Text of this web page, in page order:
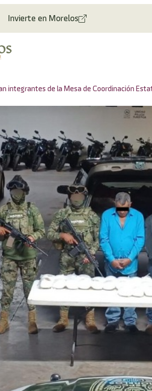
Invierte en Morelos
integrantes de la Mesa de Coordinación